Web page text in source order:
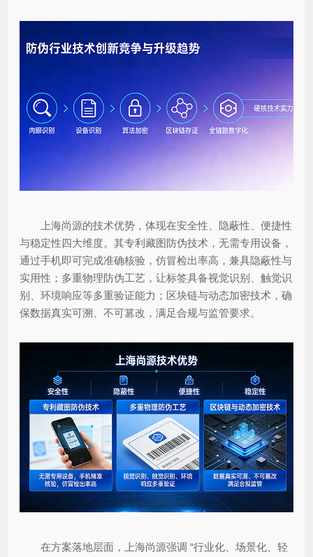
上海尚源的技术优势，体现在安全性、隐蔽性、便捷性
与稳定性四大维度。其专利藏图防伪技术，无需专用设备，
通过手机即可完成准确核验，仿冒检出率高，兼具隐蔽性与
实用性；多重物理防伪工艺，让标签具备视觉识别、触觉识
别、环境响应等多重验证能力；区块链与动态加密技术，确
保数据真实可溯、不可篡改，满足合规与监管要求。
在方案落地层面，上海尚源强调 “行业化、场景化、轻